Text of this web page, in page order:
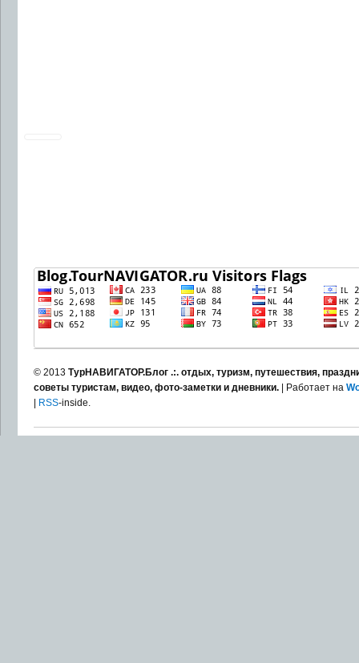
© 2013 ТурНАВИГАТОР.Блог .:. отдых, туризм, путешествия,
советы туристам, видео, фото-заметки и дневники.| Работает на
RSS-inside.